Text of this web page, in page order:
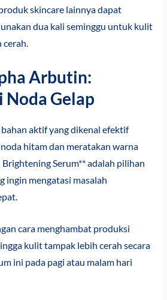
skincare lainnya dapat
dua kali seminggu untuk kulit
cerah.
Arbutin:
Noda Gelap
aktif yang dikenal efektif
hitam dan meratakan warna
Serum** adalah pilihan
ingin mengatasi masalah
cara menghambat produksi
kulit tampak lebih cerah secara
ini pada pagi atau malam hari